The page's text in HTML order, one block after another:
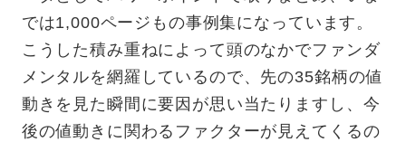
では1,000ページもの事例集になっています。
こうした積み重ねによって頭のなかでファンダ
メンタルを網羅しているので、先の35銘柄の値
動きを見た瞬間に要因が思い当たりますし、今
後の値動きに関わるファクターが見えてくるの